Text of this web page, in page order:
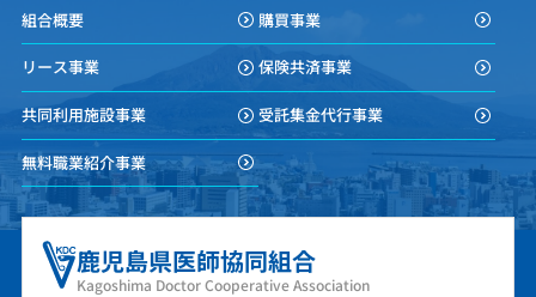
組合概要 購買事業
リース事業 保険共済事業
共同利用施設事業 受託集金代行事業
無料職業紹介事業
鹿児島県医師協同組合
Kagoshima Doctor Cooperative Association